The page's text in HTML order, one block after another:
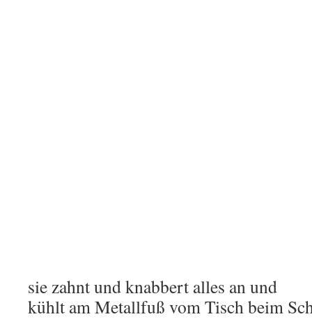
sie zahnt und knabbert alles an und
kühlt am Metallfuß vom Tisch beim